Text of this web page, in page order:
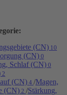
(CN) 10
(CN) 0
Schlaf (CN) 0
2
(CN) 4 /Magen,
(CN) 2 /Stärkung,